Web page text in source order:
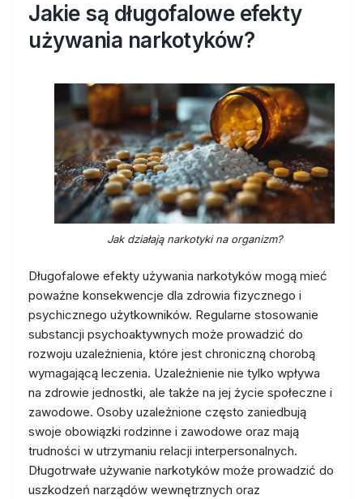
Jakie są długofalowe efekty
używania narkotyków?
Jak działają narkotyki na organizm?
Długofalowe efekty używania narkotyków mogą mieć
poważne konsekwencje dla zdrowia fizycznego i
psychicznego użytkowników. Regularne stosowanie
substancji psychoaktywnych może prowadzić do
rozwoju uzależnienia, które jest chroniczną chorobą
wymagającą leczenia. Uzależnienie nie tylko wpływa
na zdrowie jednostki, ale także na jej życie społeczne i
zawodowe. Osoby uzależnione często zaniedbują
swoje obowiązki rodzinne i zawodowe oraz mają
trudności w utrzymaniu relacji interpersonalnych.
Długotrwałe używanie narkotyków może prowadzić do
uszkodzeń narządów wewnętrznych oraz